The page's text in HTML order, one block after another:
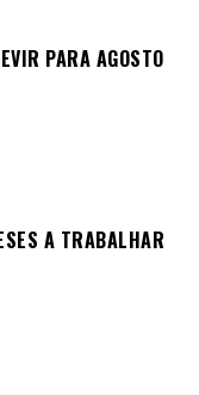
PARA AGOSTO
A TRABALHAR